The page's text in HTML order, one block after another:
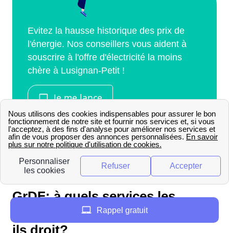
GrDF: à quels services les
habitants de Lusignan-Petit ont-
ils droit?
Rappel gratuit